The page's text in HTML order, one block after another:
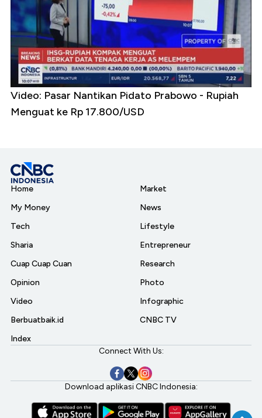
Video: Pasar Nantikan Pidato Prabowo - Rupiah
Menguat ke Rp 17.800/USD
Home
My Money
Tech
Sharia
Cuap Cuap Cuan
Opinion
Video
Berbuatbaik.id
Index
Market
News
Lifestyle
Entrepreneur
Research
Photo
Infographic
CNBC TV
Connect With Us:
Download aplikasi CNBC Indonesia: